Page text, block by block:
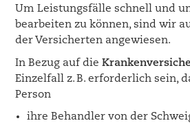
Um Leistungsfälle schnell und
bearbeiten zu können, sind wir
der Versicherten angewiesen.
In Bezug auf die
Einzelfall z. B. erforderlich sein,
Person
ihre Behandler von der